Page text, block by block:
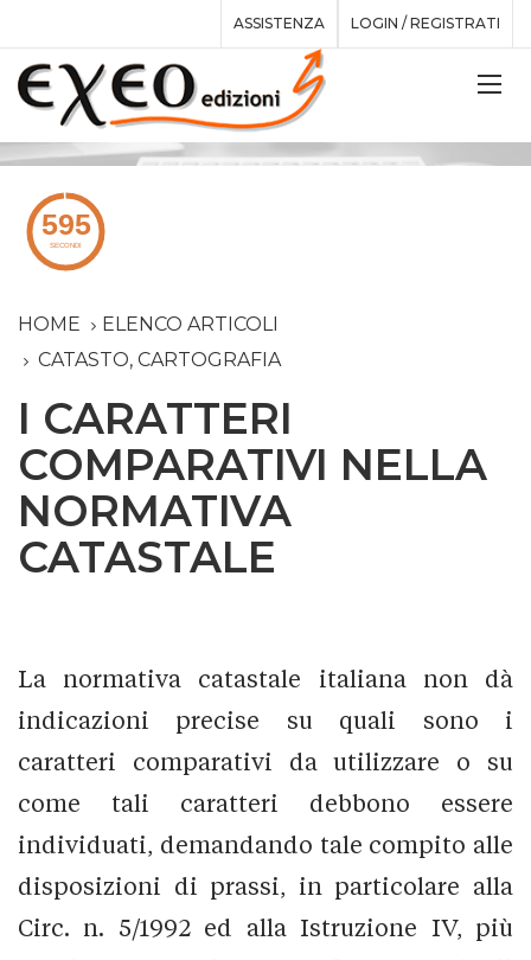
ASSISTENZA LOGIN / REGISTRATI
HOME
ELENCO ARTICOLI
CATASTO, CARTOGRAFIA
I CARATTERI
COMPARATIVI NELLA
NORMATIVA
CATASTALE
La normativa catastale italiana non dà
indicazioni precise su quali sono i
caratteri comparativi da utilizzare o su
come tali caratteri debbono essere
individuati, demandando tale compito alle
disposizioni di prassi, in particolare alla
Circ. n. 5/1992 ed alla Istruzione IV, più